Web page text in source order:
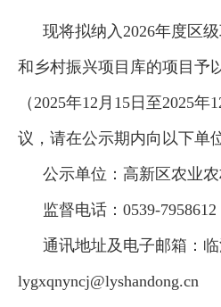
现将拟纳入2026年度区
和乡村振兴项目库的项目予
（2025年12月15日至2025
议，请在公示期内向以下单
公示单位：高新区农业
监督电话：0539-
通讯地址及电子邮箱：
lygxqnyncj@lyshandong.cn